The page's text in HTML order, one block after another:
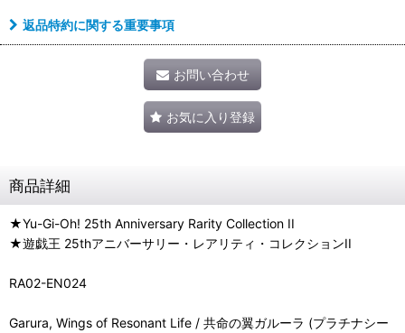
返品特約に関する重要事項
お問い合わせ
お気に入り登録
商品詳細
★Yu-Gi-Oh! 25th Anniversary Rarity Collection II
★遊戯王 25thアニバーサリー・レアリティ・コレクションII
RA02-EN024
Garura, Wings of Resonant Life / 共命の翼ガルーラ (プラチナシー